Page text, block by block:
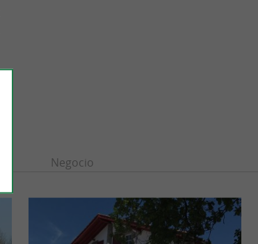
Negocio